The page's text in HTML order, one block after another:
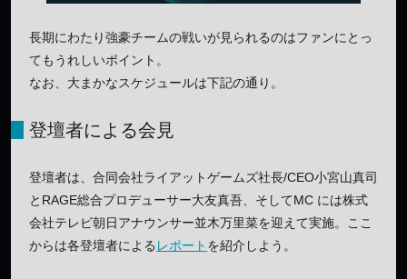
長期にわたり強豪チームの戦いが見られるのはファンにとっ
てもうれしいポイント。
なお、大まかなスケジュールは下記の通り。
登壇者による会見
登壇者は、合同会社ライアットゲームズ社長/CEO小宮山真司
とRAGE総合プロデューサー大友真吾、そしてMC には株式
会社テレビ朝日アナウンサー並木万里菜を迎えて実施。ここ
からは各登壇者による レポート を紹介しよう。